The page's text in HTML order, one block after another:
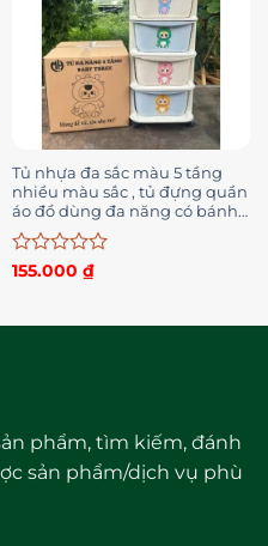
Tủ nhựa đa sắc màu 5 tầng
nhiều màu sắc , tủ đựng quần
áo đồ dùng đa năng có bánh
xe
Được
0
155.000 ₫
phẩm, tìm kiếm, đánh
sản phẩm/dịch vụ phù